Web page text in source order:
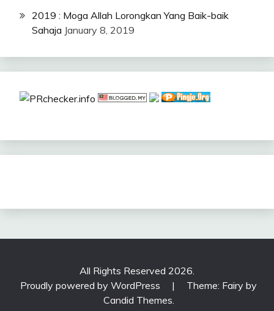
2019 : Moga Allah Lorongkan Yang Baik-baik
Sahaja January 8, 2019
All Rights Reserved 2026.
Proudly powered by WordPress
|
Theme: Fairy by
Candid Themes.